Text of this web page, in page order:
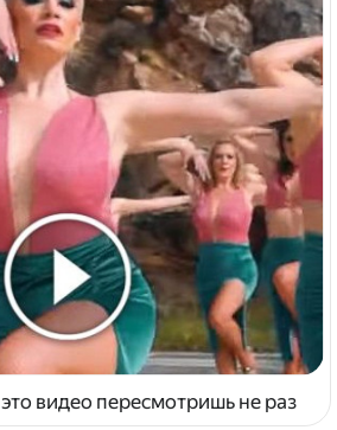
видео пересмотришь не раз